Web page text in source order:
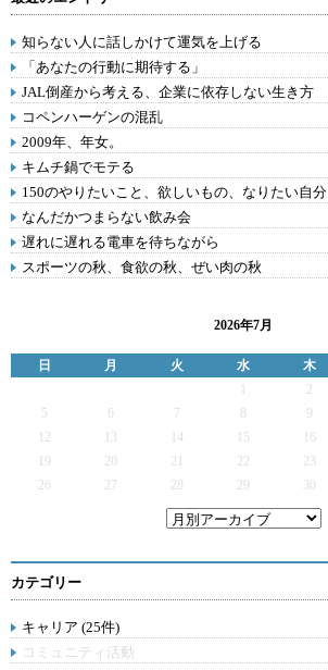
知らない人に話しかけて運気を上げる
「あなたの行動に期待する」
JAL倒産から考える、企業に依存しない生き方
コペンハーゲンの混乱
2009年、年女。
キムチ鍋でモテる
150のやりたいこと、欲しいもの、なりたい自分
なんだかつまらない飲み会
遅れに遅れる電車を待ちながら
スポーツの秋、食欲の秋、ぜい肉の秋
2026年7月
日 月 火 水 木
2
5
6 7 9
12
13 14 15 16
19
20 21 22 23
26
27 28 29 30
カテゴリー
キャリア (25件)
コミュニティ活動